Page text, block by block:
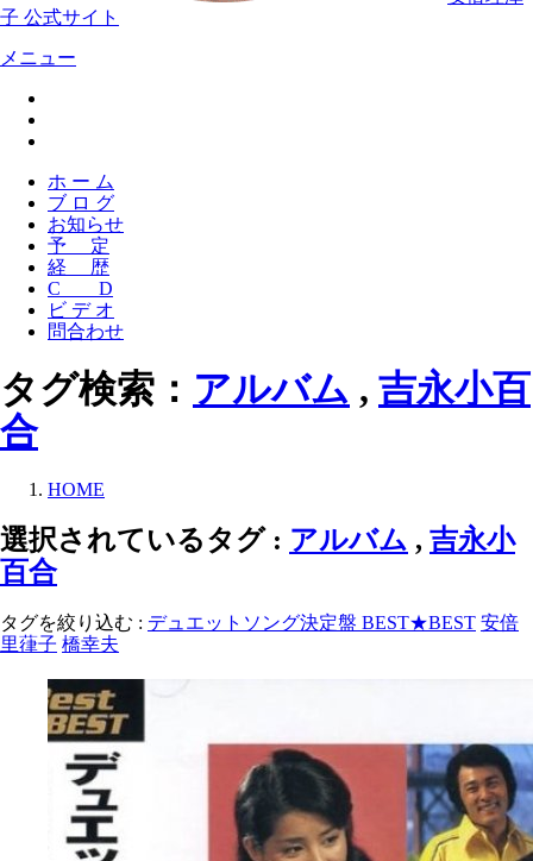
子 公式サイト
メニュー
ホ ー ム
ブ ロ グ
お知らせ
予 定
経 歴
C D
ビ デ オ
問合わせ
タグ検索： アルバム , 吉永小百
合
HOME
選択されているタグ : アルバム , 吉永小
百合
タグを絞り込む : デュエットソング決定盤 BEST★BEST 安倍
里葎子 橋幸夫